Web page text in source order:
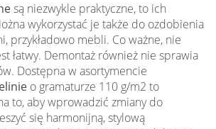
są niezwykle praktyczne, to ich
wykorzystać je także do ozdobienia
przykładowo mebli. Co ważne, nie
łatwy. Demontaż również nie sprawia
Dostępna w asortymencie
o gramaturze 110 g/m2 to
to, aby wprowadzić zmiany do
się harmonijną, stylową